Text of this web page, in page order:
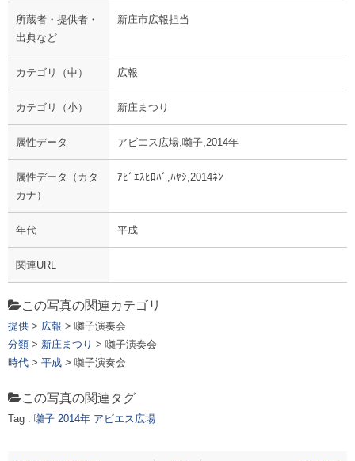
所蔵者・提供者・
出典など
新庄市広報担当
カテゴリ（中） 広報
カテゴリ（小） 新庄まつり
属性データ アビエス広場,囃子,2014年
属性データ（カタ
カナ）
ｱﾋﾞｴｽﾋﾛﾊﾞ,ﾊﾔｼ,2014ﾈﾝ
年代 平成
関連URL
この写真の関連カテゴリ
提供 > 広報 > 囃子演奏会
分類 > 新庄まつり > 囃子演奏会
時代 > 平成 > 囃子演奏会
この写真の関連タグ
Tag : 囃子 2014年 アビエス広場